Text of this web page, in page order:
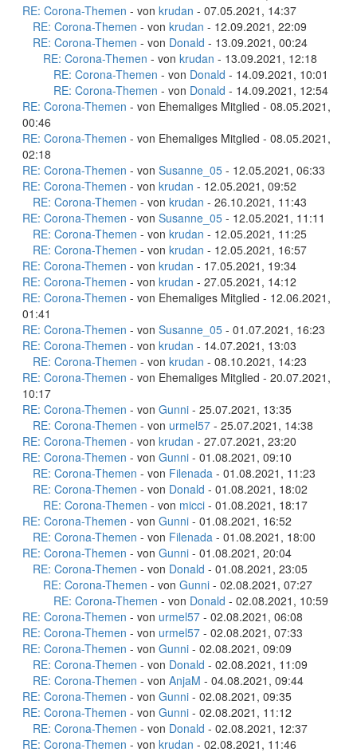
RE: Corona-Themen - von krudan - 07.05.2021, 14:37
RE: Corona-Themen - von krudan - 12.09.2021, 22:09
RE: Corona-Themen - von Donald - 13.09.2021, 00:24
RE: Corona-Themen - von krudan - 13.09.2021, 12:18
RE: Corona-Themen - von Donald - 14.09.2021, 10:01
RE: Corona-Themen - von Donald - 14.09.2021, 12:54
RE: Corona-Themen - von Ehemaliges Mitglied - 08.05.2021,
00:46
RE: Corona-Themen - von Ehemaliges Mitglied - 08.05.2021,
02:18
RE: Corona-Themen - von Susanne_05 - 12.05.2021, 06:33
RE: Corona-Themen - von krudan - 12.05.2021, 09:52
RE: Corona-Themen - von krudan - 26.10.2021, 11:43
RE: Corona-Themen - von Susanne_05 - 12.05.2021, 11:11
RE: Corona-Themen - von krudan - 12.05.2021, 11:25
RE: Corona-Themen - von krudan - 12.05.2021, 16:57
RE: Corona-Themen - von krudan - 17.05.2021, 19:34
RE: Corona-Themen - von krudan - 27.05.2021, 14:12
RE: Corona-Themen - von Ehemaliges Mitglied - 12.06.2021,
01:41
RE: Corona-Themen - von Susanne_05 - 01.07.2021, 16:23
RE: Corona-Themen - von krudan - 14.07.2021, 13:03
RE: Corona-Themen - von krudan - 08.10.2021, 14:23
RE: Corona-Themen - von Ehemaliges Mitglied - 20.07.2021,
10:17
RE: Corona-Themen - von Gunni - 25.07.2021, 13:35
RE: Corona-Themen - von urmel57 - 25.07.2021, 14:38
RE: Corona-Themen - von krudan - 27.07.2021, 23:20
RE: Corona-Themen - von Gunni - 01.08.2021, 09:10
RE: Corona-Themen - von Filenada - 01.08.2021, 11:23
RE: Corona-Themen - von Donald - 01.08.2021, 18:02
RE: Corona-Themen - von micci - 01.08.2021, 18:17
RE: Corona-Themen - von Gunni - 01.08.2021, 16:52
RE: Corona-Themen - von Filenada - 01.08.2021, 18:00
RE: Corona-Themen - von Gunni - 01.08.2021, 20:04
RE: Corona-Themen - von Donald - 01.08.2021, 23:05
RE: Corona-Themen - von Gunni - 02.08.2021, 07:27
RE: Corona-Themen - von Donald - 02.08.2021, 10:59
RE: Corona-Themen - von urmel57 - 02.08.2021, 06:08
RE: Corona-Themen - von urmel57 - 02.08.2021, 07:33
RE: Corona-Themen - von Gunni - 02.08.2021, 09:09
RE: Corona-Themen - von Donald - 02.08.2021, 11:09
RE: Corona-Themen - von AnjaM - 04.08.2021, 09:44
RE: Corona-Themen - von Gunni - 02.08.2021, 09:35
RE: Corona-Themen - von Gunni - 02.08.2021, 11:12
RE: Corona-Themen - von Donald - 02.08.2021, 12:37
RE: Corona-Themen - von krudan - 02.08.2021, 11:46